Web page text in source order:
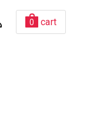
0 cart